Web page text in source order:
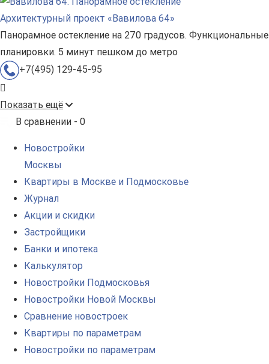
Архитектурный проект «Вавилова 64»
Панорамное остекление на 270 градусов. Функциональные
планировки. 5 минут пешком до метро
+7(495) 129-45-95
Показать ещё
В сравнении - 0
Новостройки
Москвы
Квартиры в Москве и Подмосковье
Журнал
Акции и скидки
Застройщики
Банки и ипотека
Калькулятор
Новостройки Подмосковья
Новостройки Новой Москвы
Сравнение новостроек
Квартиры по параметрам
Новостройки по параметрам